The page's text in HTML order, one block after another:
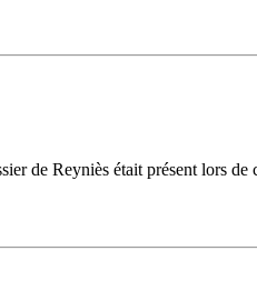
de Reyniès était présent lors